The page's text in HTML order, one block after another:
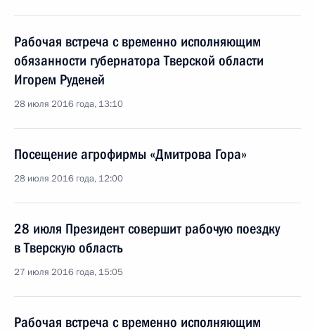
Рабочая встреча с временно исполняющим
обязанности губернатора Тверской области
Игорем Руденей
28 июля 2016 года, 13:10
Посещение агрофирмы «Дмитрова Гора»
28 июля 2016 года, 12:00
28 июля Президент совершит рабочую поездку
в Тверскую область
27 июля 2016 года, 15:05
Рабочая встреча с временно исполняющим